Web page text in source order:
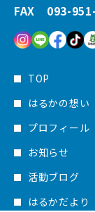
FAX 093-
TOP
はるかの想い
プロフィール
お知らせ
活動ブログ
はるかだより